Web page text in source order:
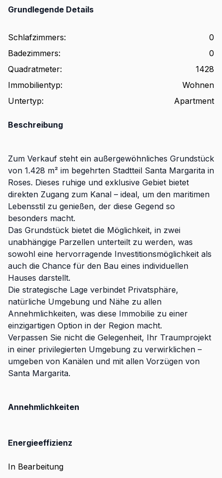
Grundlegende Details
Schlafzimmers:
0
Badezimmers:
0
Quadratmeter:
1428
Immobilientyp:
Wohnen
Untertyp: Apartment
Beschreibung
Zum Verkauf steht ein außergewöhnliches Grundstück
von 1.428 m² im begehrten Stadtteil Santa Margarita in
Roses. Dieses ruhige und exklusive Gebiet bietet
direkten Zugang zum Kanal – ideal, um den maritimen
Lebensstil zu genießen, der diese Gegend so
besonders macht.
Das Grundstück bietet die Möglichkeit, in zwei
unabhängige Parzellen unterteilt zu werden, was
sowohl eine hervorragende Investitionsmöglichkeit als
auch die Chance für den Bau eines individuellen
Hauses darstellt.
Die strategische Lage verbindet Privatsphäre,
natürliche Umgebung und Nähe zu allen
Annehmlichkeiten, was diese Immobilie zu einer
einzigartigen Option in der Region macht.
Verpassen Sie nicht die Gelegenheit, Ihr Traumprojekt
in einer privilegierten Umgebung zu verwirklichen –
umgeben von Kanälen und mit allen Vorzügen von
Santa Margarita.
Annehmlichkeiten
Energieeffizienz
In Bearbeitung